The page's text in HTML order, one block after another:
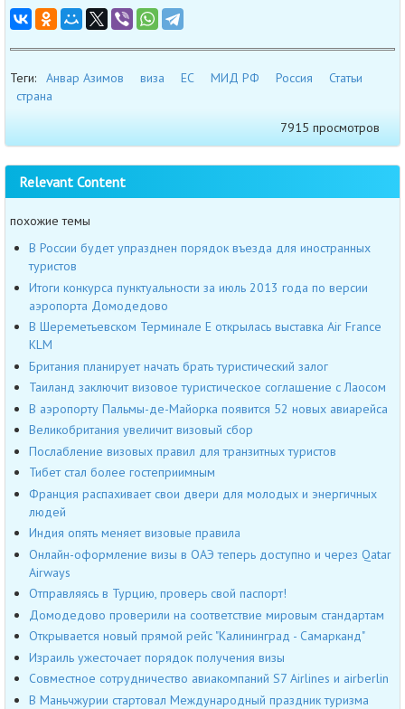
Теги: Анвар Азимов виза ЕС МИД РФ Россия
Статьи
страна
7915 просмотров
Relevant Content
похожие темы
В России будет упразднен порядок въезда для иностранных
туристов
Итоги конкурса пунктуальности за июль 2013 года по версии
аэропорта Домодедово
В Шереметьевском Терминале Е открылась выставка Air France
KLM
Британия планирует начать брать туристический залог
Таиланд заключит визовое туристическое соглашение с Лаосом
В аэропорту Пальмы-де-Майорка появится 52 новых авиарейса
Великобритания увеличит визовый сбор
Послабление визовых правил для транзитных туристов
Тибет стал более гостеприимным
Франция распахивает свои двери для молодых и энергичных
людей
Индия опять меняет визовые правила
Онлайн-оформление визы в ОАЭ теперь доступно и через Qatar
Airways
Отправляясь в Турцию, проверь свой паспорт!
Домодедово проверили на соответствие мировым стандартам
Открывается новый прямой рейс "Калининград - Самарканд"
Израиль ужесточает порядок получения визы
Совместное сотрудничество авиакомпаний S7 Airlines и airberlin
В Маньчжурии стартовал Международный праздник туризма